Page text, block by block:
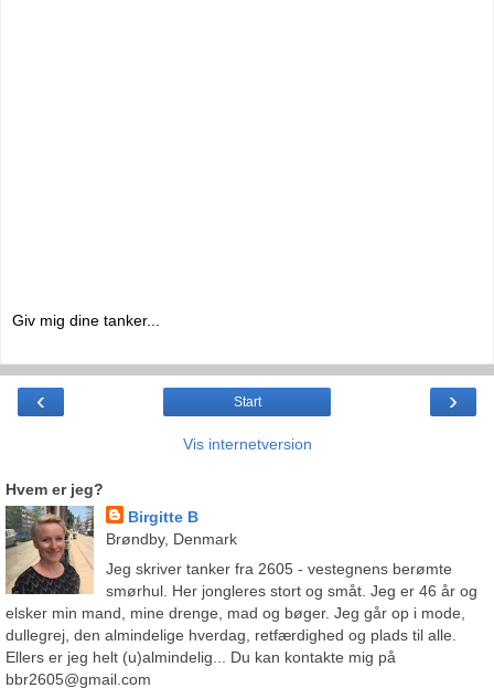
Giv mig dine tanker...
‹ ›
Start
Vis internetversion
Hvem er jeg?
Birgitte B
Brøndby, Denmark
Jeg skriver tanker fra 2605 - vestegnens berømte
smørhul. Her jongleres stort og småt. Jeg er 46 år og
elsker min mand, mine drenge, mad og bøger. Jeg går op i mode,
dullegrej, den almindelige hverdag, retfærdighed og plads til alle.
Ellers er jeg helt (u)almindelig... Du kan kontakte mig på
bbr2605@gmail.com